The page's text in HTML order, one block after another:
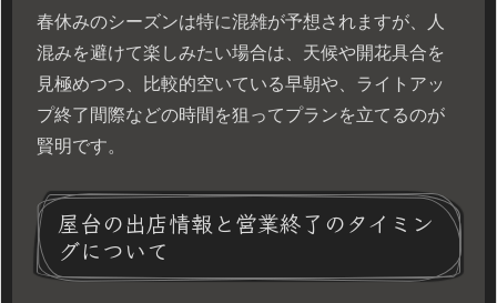
春休みのシーズンは特に混雑が予想されますが、人
混みを避けて楽しみたい場合は、天候や開花具合を
見極めつつ、比較的空いている早朝や、ライトアッ
プ終了間際などの時間を狙ってプランを立てるのが
賢明です。
屋台の出店情報と営業終了のタイミン
グについて